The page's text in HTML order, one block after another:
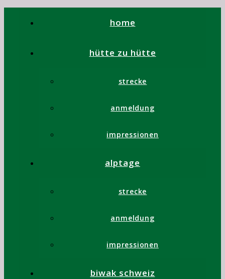
home
hütte zu hütte
strecke
anmeldung
impressionen
alptage
strecke
anmeldung
impressionen
biwak schweiz